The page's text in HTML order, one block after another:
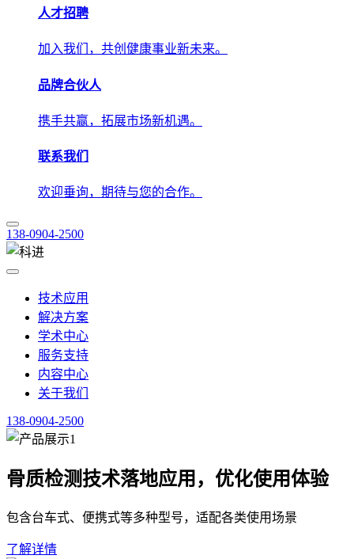
人才招聘
加入我们，共创健康事业新未来。
品牌合伙人
携手共赢，拓展市场新机遇。
联系我们
欢迎垂询，期待与您的合作。
138-0904-2500
技术应用
解决方案
学术中心
服务支持
内容中心
关于我们
138-0904-2500
骨质检测技术落地应用，优化使用体验
包含台车式、便携式等多种型号，适配各类使用场景
了解详情